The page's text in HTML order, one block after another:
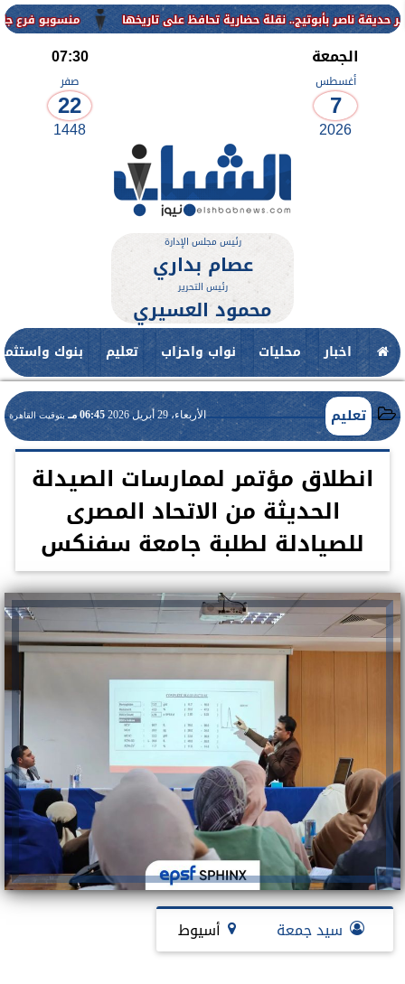
منسوبو فرع جامعة الأزهر
الجمعة
أغسطس
7
2026
07:30
صفر
22
1448
رئيس مجلس الإدارة
عصام بداري
رئيس التحرير
محمود العسيري
اخبار محليات نواب واحزاب تعليم بنوك
تعليم الأربعاء، 29 أبريل 2026 06:45 مـ بتوقيت القاهرة
انطلاق مؤتمر لممارسات الصيدلة
الحديثة من الاتحاد المصرى
للصيادلة لطلبة جامعة سفنكس
سيد جمعة أسيوط